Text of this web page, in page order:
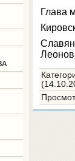
Глава
Леонов